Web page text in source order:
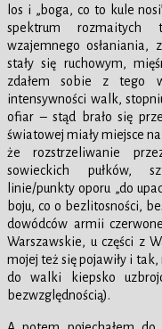
los i „boga, co to kule
spektrum rozmaitych
wzajemnego osłaniania,
stały się ruchowym,
zdałem sobie z tego
intensywności walk,
ofiar – stąd brało się
światowej miały miejsce
że rozstrzeliwanie
sowieckich pułków,
linie/punkty oporu „do
boju, co o bezlitosności,
dowódców armii
Warszawskie, u części z
mojej też się pojawiły i
do walki kiepsko
bezwzględnością).